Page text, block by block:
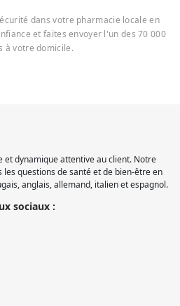
dans votre pharmacie locale en
et faites envoyer l'un des 70 000
à votre domicile.
et dynamique attentive au client. Notre
questions de santé et de bien-être en
anglais, allemand, italien et espagnol.
sociaux :